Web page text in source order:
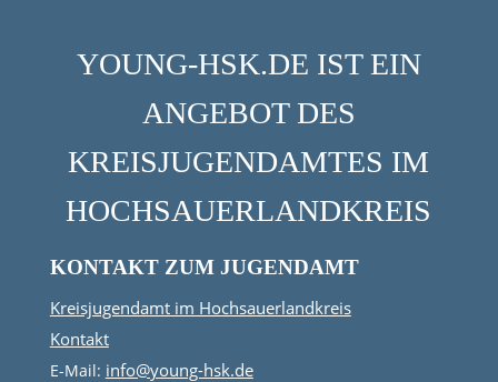
YOUNG-HSK.DE IST EIN
ANGEBOT DES
KREISJUGENDAMTES IM
HOCHSAUERLANDKREIS
KONTAKT ZUM JUGENDAMT
Kreisjugendamt im Hochsauerlandkreis
Kontakt
E-Mail: info@young-hsk.de